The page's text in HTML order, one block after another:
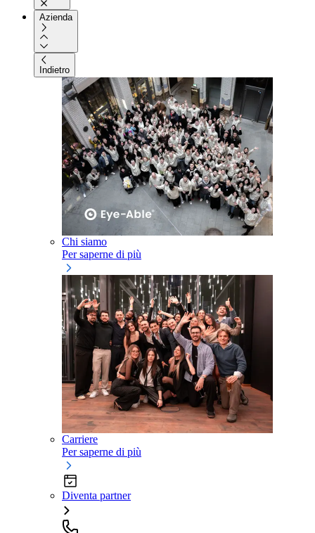
Azienda
Indietro
Chi siamo
Per saperne di più
Carriere
Per saperne di più
Diventa partner